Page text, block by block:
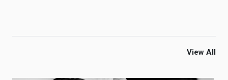
View All